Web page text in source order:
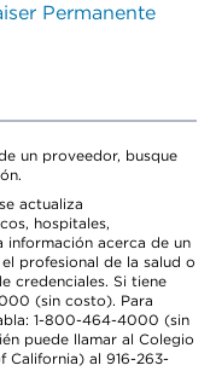
Permanente
un proveedor, busque
actualiza
hospitales,
información acerca de un
profesional de la salud o
credenciales. Si tiene
(sin costo). Para
1-800-464-4000 (sin
puede llamar al Colegio
California) al 916-263-